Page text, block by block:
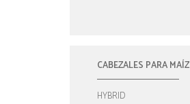
CABEZALES PARA MAÍZ
HYBRID